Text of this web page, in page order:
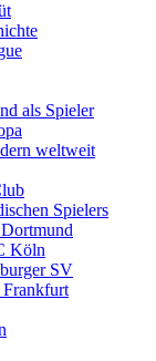
als Spieler
weltweit
Spielers
Köln
SV
Frankfurt